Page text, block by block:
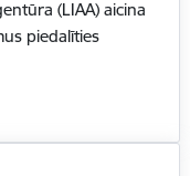
(LIAA) aicina
piedalīties